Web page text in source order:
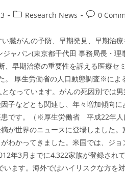
PostResearch News
Post0
臓がんの予防、早期発見、早期治
ャパン(東京都千代田 事務局長・
、早期治療の重要性を訴える医療
厚生労働省の人口動態調査※によ
なっています。がんの死因別では
子などとも関連し、年々増加傾向
です。（※厚生労働省 平成22年
が世界のニュースに登場しました
わかってきました。米国では、ジ
年3月までに4,322家族が登録され
います。海外ではハイリスクな方